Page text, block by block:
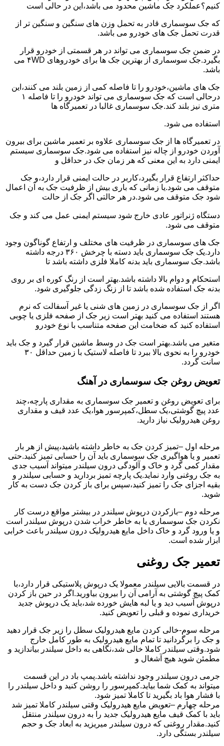
کنیم؟عملکرد جک ماشین محدود می باشد،این در حالی است
که جک سوسماری قادر به تحمل وزن های سنگین و سنگین تر از
قدرت تحمل جک های خودرو می باشد.
در ضمن جک سوسماری می تواند در هر قسمتی از خودرو قرار
بگیرد.جک سوسماری از بهترین جک ها برای خودروهای ۴WD می
باشد.
جک های ماشین،خودرو را تا فاصله کمی از زمین بلند می کنند،این
درحالی است که جک سوسماری می تواند خودرو را تا فاصله ۱
متری نیز بلند کند.جک سوسماری غالبا در تعمیرگاه ها
استفاده می شود.
در تعمیرگاه ها از جک سوسماری علاوه بر تعمیر ماشین برای بیرون
آوردن خودرو از چاله نیز استفاده می شود.جک سوسماری سیستم
ایمنی دارد به این معنی که هر زمان جک در حداقل و
حداکثر ارتفاع قرار بگیرد،کاربر در حالت ایمنی قرار دارد،و جک
متوقف می شود.یا زمانی که باری بیش از ظرفیت جک به آن اعمال
شود جک متوقف می شود.در هر حالتی اگر جک از حالت
دستگاه ژنراتور عادی خارج شود سیستم ایمنی عمل می کند و جک
متوقف می شود.
جک های سوسماری در ظرفیت های مختلف و ارتفاع گوناگون وجود
دارد.یک جک سوسماری باید دسته با چرخش ۳۶۰ درجه داشته
باشد.جک سوسماری باید بدنه کاملا فلزی داشته باشد تا
استحکام و دوام بالا داشته باشد.بهتر است از رنگ کوره ای بر روی
بدنه جک استفاده شده باشد تا از زنگ زدگی جلوگیری شود.
اگر از جک سوسماری در زمین های شنی یا غیر آسفالت که نرم
هستند استفاده می کنید بهتر است زیر جک از صفحه فلزی یا چوبی
استفاده کنید که ضخامت این صفحه متناسب با نوع خودرو
متغیر می باشد.بهتر است جک در وسط ماشین قرار گیرد و جک باید
خودرو را به نحوی بالا ببرد تا فاصله لاستیک با زمین حداقل ۳۰
سانت گردد.
تعویض روغن جک سوسماری در آهنگ
برای تعویض روغن و تعمیر جک سوسماری به مقداری پارچه،چند
عدد پیچ گوشتی،یک سطل،کمپرسور هوا،یک عدد قیف و مقداری
روغن هیدرولیک نیاز دارید.
مرحله اول –تمیز کردن جک به خاطر داشته باشید،پیش از هر بار
تعمیر و یا هواگیری جک سوسماری باید آن را حسابی تمیز کنید.حتی
مقدار کمی گرد و خاک و آلودگی درون سیلندر میتواند آسیب جدی
به جک روغنی وارد نماید.یک پارچه تمیز بردارید و حسابی سیلندر و
بقیه اجزای جک را تمیز کنید،سپس برای باز کردن جک دست به کار
شوید.
مرحله دوم –بازکردن درپوش سیلندر در بیشتر مواقع درست کار
نکردن جک سوسماری یا به خاطر خراب شدن درپوش سیلندر است
و یا ورود گرد و خاک داخل مایع هیدرولیک درون سیلندر باعث خرابی
ابزار شده است.
تعمیر جک روغنی
در قسمت بالایی سیلندر معمولا یک درپوش پلاستیکی قرار دارد،با
کمک پیچ گوشتی به آرامی آن را بیرون بیاورید.اگر در حین باز کردن
درپوش آسیب دید و یا لبه هایش خورده شد،باید یک درپوش جدید
خریداری نموده و قبلی را تعویض کنید.
مرحله سوم-خالی کردن مایع هیدرولیک سطل را زیر جک قرار دهید
و جک را برگردانید تا تمام مایع هیدرولیک به طور کامل خارج
شود.وقتی سیلندر کاملا خالی شد،نگاهی به داخل سیلندر بیاندازید و
مطمئن شوید هیچ آشغال و
جرمی درون سیلندر وجود نداشته باشد.پمپ باد در این قسمت
میتواند به کمک شما بیاید.کمپرسور را روشن کنید و داخل سیلندر را
با فشار هوا باد بگیرید تا کاملا تمیز شود.
مرحله چهارم –تعویض مایع هیدرولیک وقتی سیلندر کاملا تمیز شد
باید با کمک قیف مایع هیدرولیک جدید را به درون سیلندر منتقل
کنید.مقدار روغنی که درون سیلندر میریزید به ابعاد جک و حجم
سیلندر بستگی دارد.